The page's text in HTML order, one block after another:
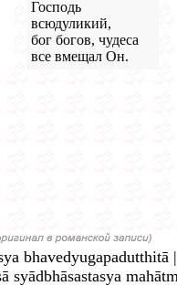
Господь
всюдуликий,
бог богов, чудеса
все вмещал Он.
bhavedyugapadutthitā
syādbhāsastasya